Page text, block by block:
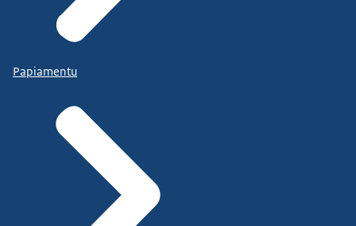
Papiamentu